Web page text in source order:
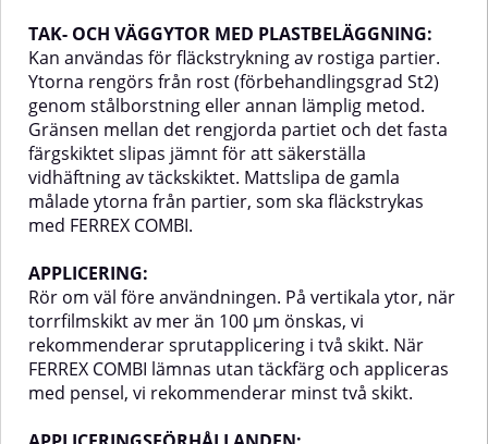
TAK- OCH VÄGGYTOR MED PLASTBELÄGGNING:
Kan användas för fläckstrykning av rostiga partier.
Ytorna rengörs från rost (förbehandlingsgrad St2)
genom stålborstning eller annan lämplig metod.
Gränsen mellan det rengjorda partiet och det fasta
färgskiktet slipas jämnt för att säkerställa
vidhäftning av täckskiktet. Mattslipa de gamla
målade ytorna från partier, som ska fläckstrykas
med FERREX COMBI.
APPLICERING:
Rör om väl före användningen. På vertikala ytor, när
torrfilmskikt av mer än 100 µm önskas, vi
rekommenderar sprutapplicering i två skikt. När
FERREX COMBI lämnas utan täckfärg och appliceras
med pensel, vi rekommenderar minst två skikt.